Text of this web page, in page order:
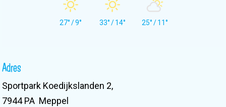
27°/9° 33°/14° 25°/11°
Adres
Sportpark Koedijkslanden 2,
7944 PA Meppel